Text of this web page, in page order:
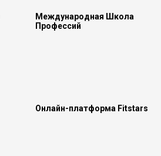
Международная Школа
Профессий
Онлайн-платформа Fitstars